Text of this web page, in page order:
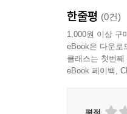
한줄평 (0건)
1,000원 이상 구
eBook은 다운로
클래스는 첫번
eBook 페이백,